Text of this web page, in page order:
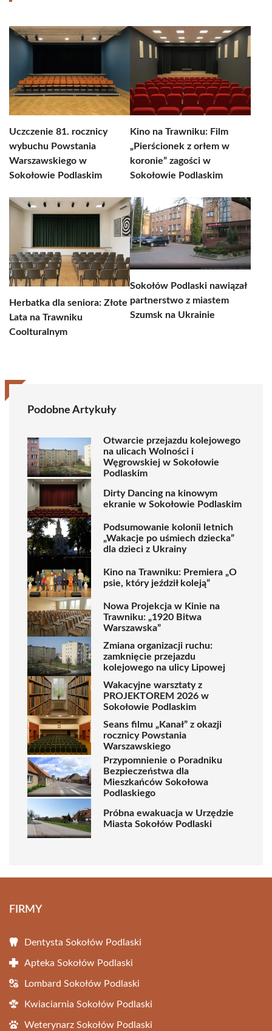
Uczczenie 81. rocznicy
wybuchu Powstania
Warszawskiego w
Sokołowie Podlaskim
Kino na Trawniku: Film
„Pierścionek z orłem w
koronie” zagości w
Sokołowie Podlaskim
Herbatka dla seniora: Złote
Lata na Trawniku
Coolturalnym
Sokołów Podlaski nawiązał
partnerstwo z miastem
Szumsk na Ukrainie
Podobne Artykuły
Otwarcie przejazdu kolejowego
na ulicach Wolności i
Węgrowskiej w Sokołowie
Podlaskim
Dirty Dancing na kinowym
ekranie w Sokołowie Podlaskim
Podsumowanie kolonii letnich
„Wakacje po uśmiech dziecka”
dla dzieci z Ukrainy
Kino na Trawniku: Premiera „O
psie, który jeździł koleją”
Nowa Projekcja w Kinie na
Trawniku: „1920 Bitwa
Warszawska”
Zmiana organizacji ruchu:
zamknięcie przejazdu
kolejowego na ulicy Lipowej
Wakacyjne warsztaty z
PROJEKTOREM 2026 w
Sokołowie Podlaskim
Seans filmu „Kanał” z okazji
rocznicy Powstania
Warszawskiego
Przypomnienie o Poradniku
Bezpieczeństwa dla
Mieszkańców Sokołowa
Podlaskiego
Próbna ewakuacja w Urzędzie
Miasta Sokołów Podlaski
FIRMY
Dentysta Sokołów Podlaski
Apteka Sokołów Podlaski
Lombard Sokołów Podlaski
Kwiaciarnia Sokołów Podlaski
Weterynarz Sokołów Podlaski